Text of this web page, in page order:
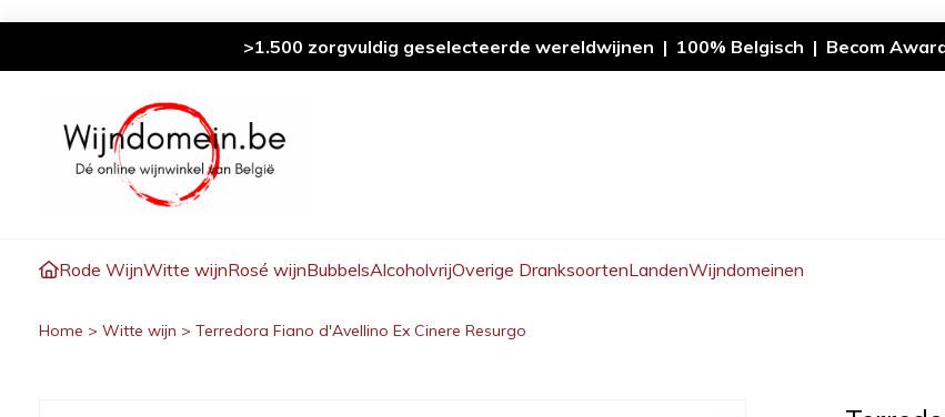
>1.500 zorgvuldig geselecteerde wereldwijnen | 100% Belgisch | Becom
Rode WijnWitte wijnRosé wijnBubbelsAlcoholvrijOverige DranksoortenLandenWijndomeinen
Home > Witte wijn > Terredora Fiano d'Avellino Ex Cinere Resurgo